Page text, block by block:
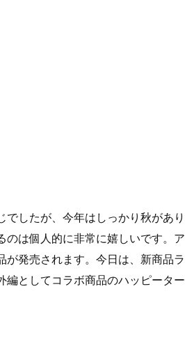
したが、今年はしっかり秋があり
のは個人的に非常に嬉しいです。ア
発売されます。今日は、新商品ラ
編としてコラボ商品のハッピーター